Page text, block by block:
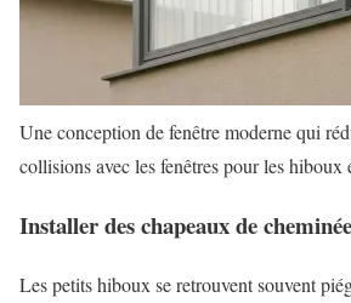
Une conception de fenêtre moderne qui
collisions avec les fenêtres pour les hiboux
Installer des chapeaux de cheminée
Les petits hiboux se retrouvent souvent